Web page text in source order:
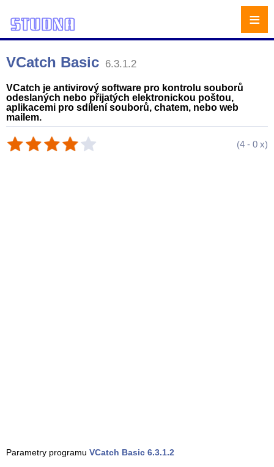
VCatch Basic 6.3.1.2
VCatch je antivirový software pro kontrolu souborů
odeslaných nebo přijatých elektronickou poštou,
aplikacemi pro sdílení souborů, chatem, nebo web
mailem.
(4 - 0 x)
Parametry programu VCatch Basic 6.3.1.2
≡